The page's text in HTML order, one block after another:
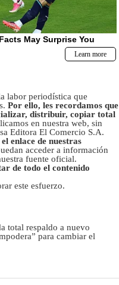
labor periodística que
Por ello, les recordamos que
distribuir, copiar total
en nuestra web, sin
Editora El Comercio S.A.
enlace de nuestras
acceder a información
fuente oficial.
de todo el contenido
este esfuerzo.
total respaldo a nuevo
para cambiar el